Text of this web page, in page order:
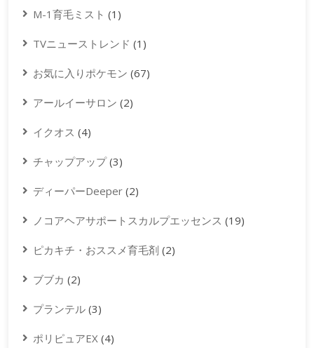
M-1育毛ミスト (1)
TVニューストレンド (1)
お気に入りポケモン (67)
アールイーサロン (2)
イクオス (4)
チャップアップ(3)
ディーパーDeeper (2)
ノコアヘアサポートスカルプエッセンス (19)
ピカキチ・おススメ育毛剤 (2)
ブブカ (2)
プランテル (3)
ポリピュアEX (4)